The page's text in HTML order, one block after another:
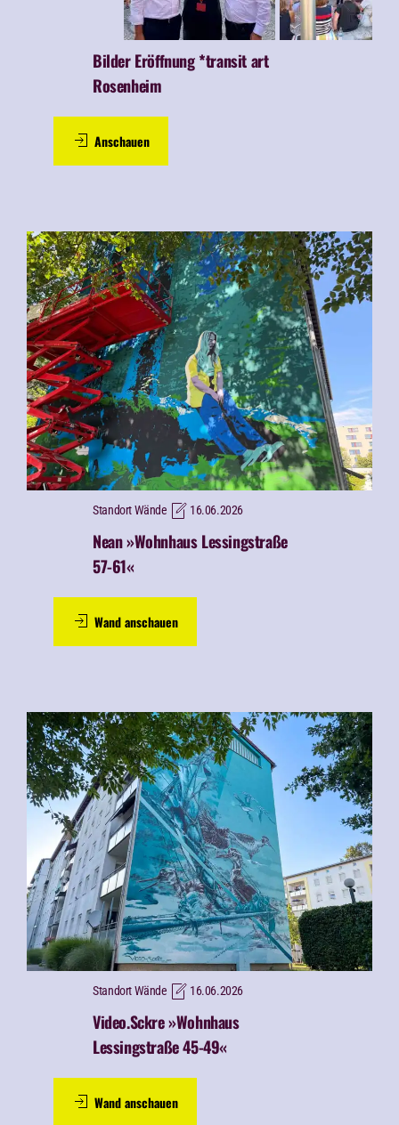
Bilder Eröffnung *transit art
Rosenheim
Anschauen
Standort Wände 16.06.2026
Nean »Wohnhaus Lessingstraße
57-61«
Wand anschauen
Standort Wände 16.06.2026
Video.Sckre »Wohnhaus
Lessingstraße 45-49«
Wand anschauen